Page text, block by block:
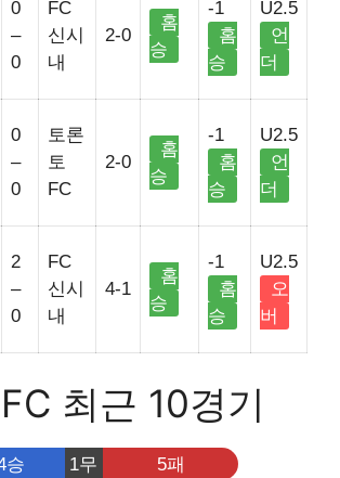
0
–
0
FC
신시
내
2-0
홈
승
-1
홈
승
U2.5
언
더
0
–
0
토론
토
FC
2-0
홈
승
-1
홈
승
U2.5
언
더
2
–
0
FC
신시
내
4-1
홈
승
-1
홈
승
U2.5
오
버
최근 10경기
승 1무 5패